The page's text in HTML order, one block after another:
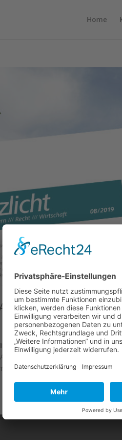
Home
2019
Ausgabe August 2019 in
als Werbungskosten Kosten
Keine...